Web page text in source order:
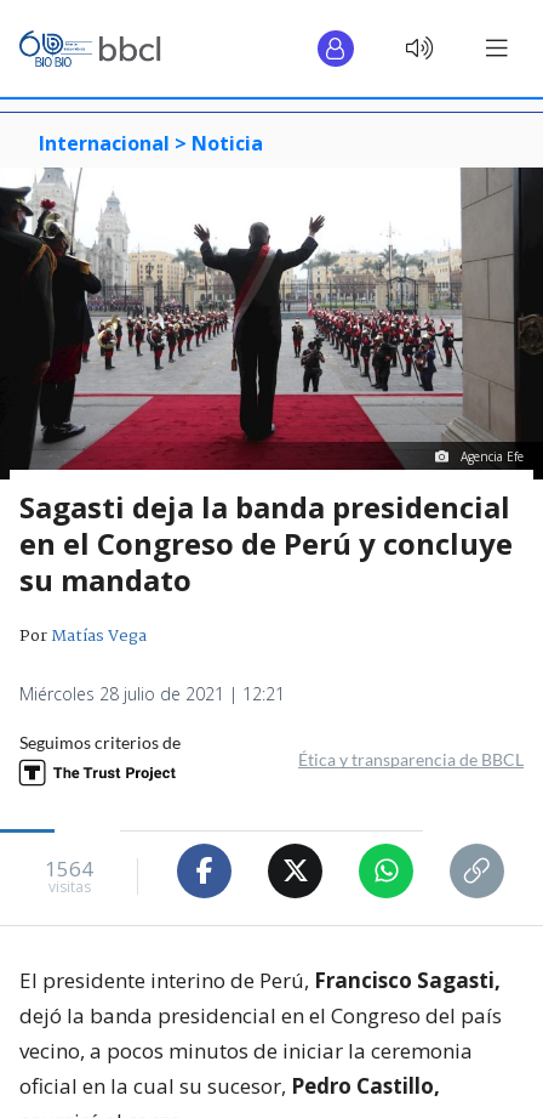
Internacional > Noticia
Agencia Efe
Sagasti deja la banda presidencial
en el Congreso de Perú y concluye
su mandato
PorMatías Vega
Miércoles 28 julio de 2021 | 12:21
Seguimos criterios de
Ética y transparencia de BBCL
1564
visitas
El presidente interino de Perú, Francisco Sagasti,
dejó la banda presidencial en el Congreso del país
vecino, a pocos minutos de iniciar la ceremonia
oficial en la cual su sucesor, Pedro Castillo,